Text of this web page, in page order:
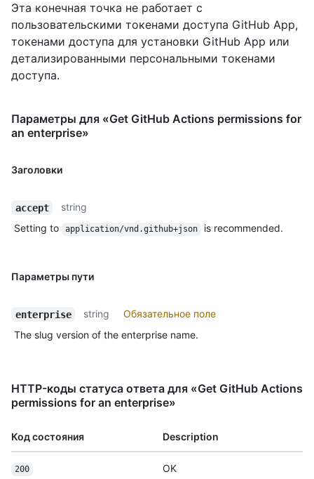
Эта конечная точка не работает с
пользовательскими токенами доступа GitHub App,
токенами доступа для установки GitHub App или
детализированными персональными токенами
доступа.
Параметры для «Get GitHub Actions permissions for
an enterprise»
Заголовки
accept
string
Setting to
application/vnd.github+json is recommended.
Параметры пути
enterprise string
Обязательное поле
The slug version of the enterprise name.
HTTP-коды статуса ответа для «Get GitHub Actions
permissions for an enterprise»
Код состояния Description
200 OK